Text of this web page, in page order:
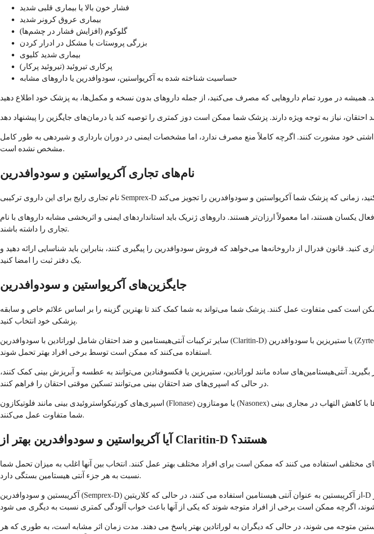
فشار خون بالا یا بیماری قلبی شدید
بیماری عروق کرونر شدید
گلوکوم (افزایش فشار در چشم‌ها)
بزرگی پروستات با مشکل در ادرار کردن
بیماری شدید کلیوی
پرکاری تیروئید (تیروئید پرکار)
حساسیت شناخته شده به آکریواستین، سودوافدرین یا داروهای مشابه
خود مشورت کنند. اگرچه کاملاً منع مصرف ندارد، اما مشخصات ایمنی در دوران بارداری و شیردهی به طور کامل
مشخص نشده است.
نام‌های تجاری آکریواستین و سودوافدرین
هستند، اما معمولاً ارزان‌تر هستند. داروهای ژنریک باید استانداردهای ایمنی و اثربخشی مشابه داروهای با نام
تجاری را داشته باشند.
قانون فدرال از داروخانه‌ها می‌خواهد که فروش سودوافدرین را پیگیری کنند، بنابراین باید شناسایی ارائه دهید و
یک دفتر ثبت را امضا کنید.
جایگزین‌های آکریواستین و سودوافدرین
است کمی متفاوت عمل کنند. پزشک شما می‌تواند به شما کمک کند تا بهترین گزینه را بر اساس علائم خاص و سابقه
پزشکی خود انتخاب کنید.
سایر ترکیبات آنتی‌هیستامین و ضد احتقان شامل لوراتادین با سودوافدرین (Claritin-D) یا ستیریزین با سودوافدرین (Zyrtec-D) است. این داروها به طور مشابه عمل می‌کنند، اما از آنتی‌هیستامین‌های متفاوتی
استفاده می‌کنند که ممکن است توسط برخی افراد بهتر تحمل شوند.
آنتی‌هیستامین‌های ساده مانند لوراتادین، ستیریزین یا فکسوفنادین می‌توانند به عطسه و آبریزش بینی کمک کنند،
در حالی که اسپری‌های ضد احتقان بینی می‌توانند تسکین موقتی احتقان را فراهم کنند.
اسپری‌های کورتیکواستروئیدی بینی مانند فلوتیکازون (Flonase) یا مومتازون (Nasonex) اغلب برای علائم آلرژی بسیار موثر هستند و می‌توانند در درازمدت استفاده شوند. این داروها با کاهش التهاب در مجاری بینی
شما متفاوت عمل می‌کنند.
آیا آکریواستین و سودوافدرین بهتر از Claritin-D هستند؟
مختلفی استفاده می کنند که ممکن است برای افراد مختلف بهتر عمل کنند. انتخاب بین آنها اغلب به میزان تحمل شما
نسبت به هر جزء آنتی هیستامین بستگی دارد.
آکریبستین و سودوافدرین (Semprex-D) از آکریبستین به عنوان آنتی هیستامین استفاده می کنند، در حالی که کلاریتین-D از لوراتادین استفاده می کند. هر دو به عنوان آنتی هیستامین های غیر خواب آور در نظر
متوجه می شوند، در حالی که دیگران به لوراتادین بهتر پاسخ می دهند. مدت زمان اثر مشابه است، به طوری که هر